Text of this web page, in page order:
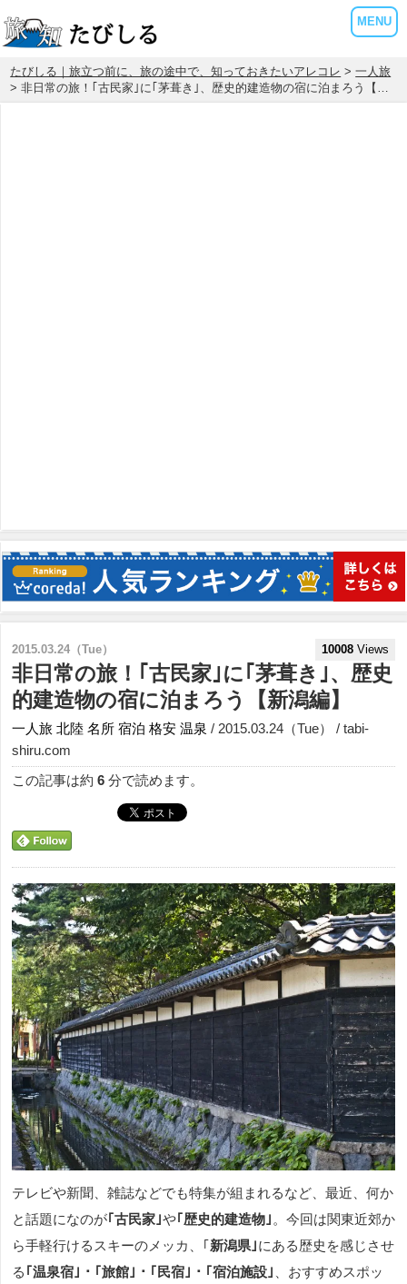
MENU
たびしる｜旅立つ前に、旅の途中で、知っておきたいアレコレ >一人旅
> 非日常の旅！｢古民家｣に｢茅葺き｣、歴史的建造物の宿に泊まろう【…
2015.03.24（Tue） 10008 Views
非日常の旅！｢古民家｣に｢茅葺き｣、歴史
的建造物の宿に泊まろう【新潟編】
一人旅 北陸 名所 宿泊 格安 温泉 / 2015.03.24（Tue） / tabi-
shiru.com
この記事は約 6 分で読めます。
テレビや新聞、雑誌などでも特集が組まれるなど、最近、何か
と話題になのが｢古民家｣や｢歴史的建造物｣ 。今回は関東近郊か
ら手軽行けるスキーのメッカ、｢新潟県｣にある歴史を感じさせ
る ｢温泉宿｣・｢旅館｣・｢民宿｣・｢宿泊施設｣
、おすすめスポッ